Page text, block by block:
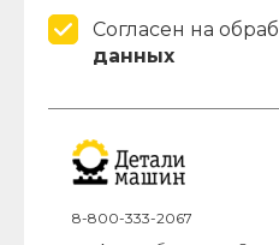
Согласен на
данных
8-800-333-2067